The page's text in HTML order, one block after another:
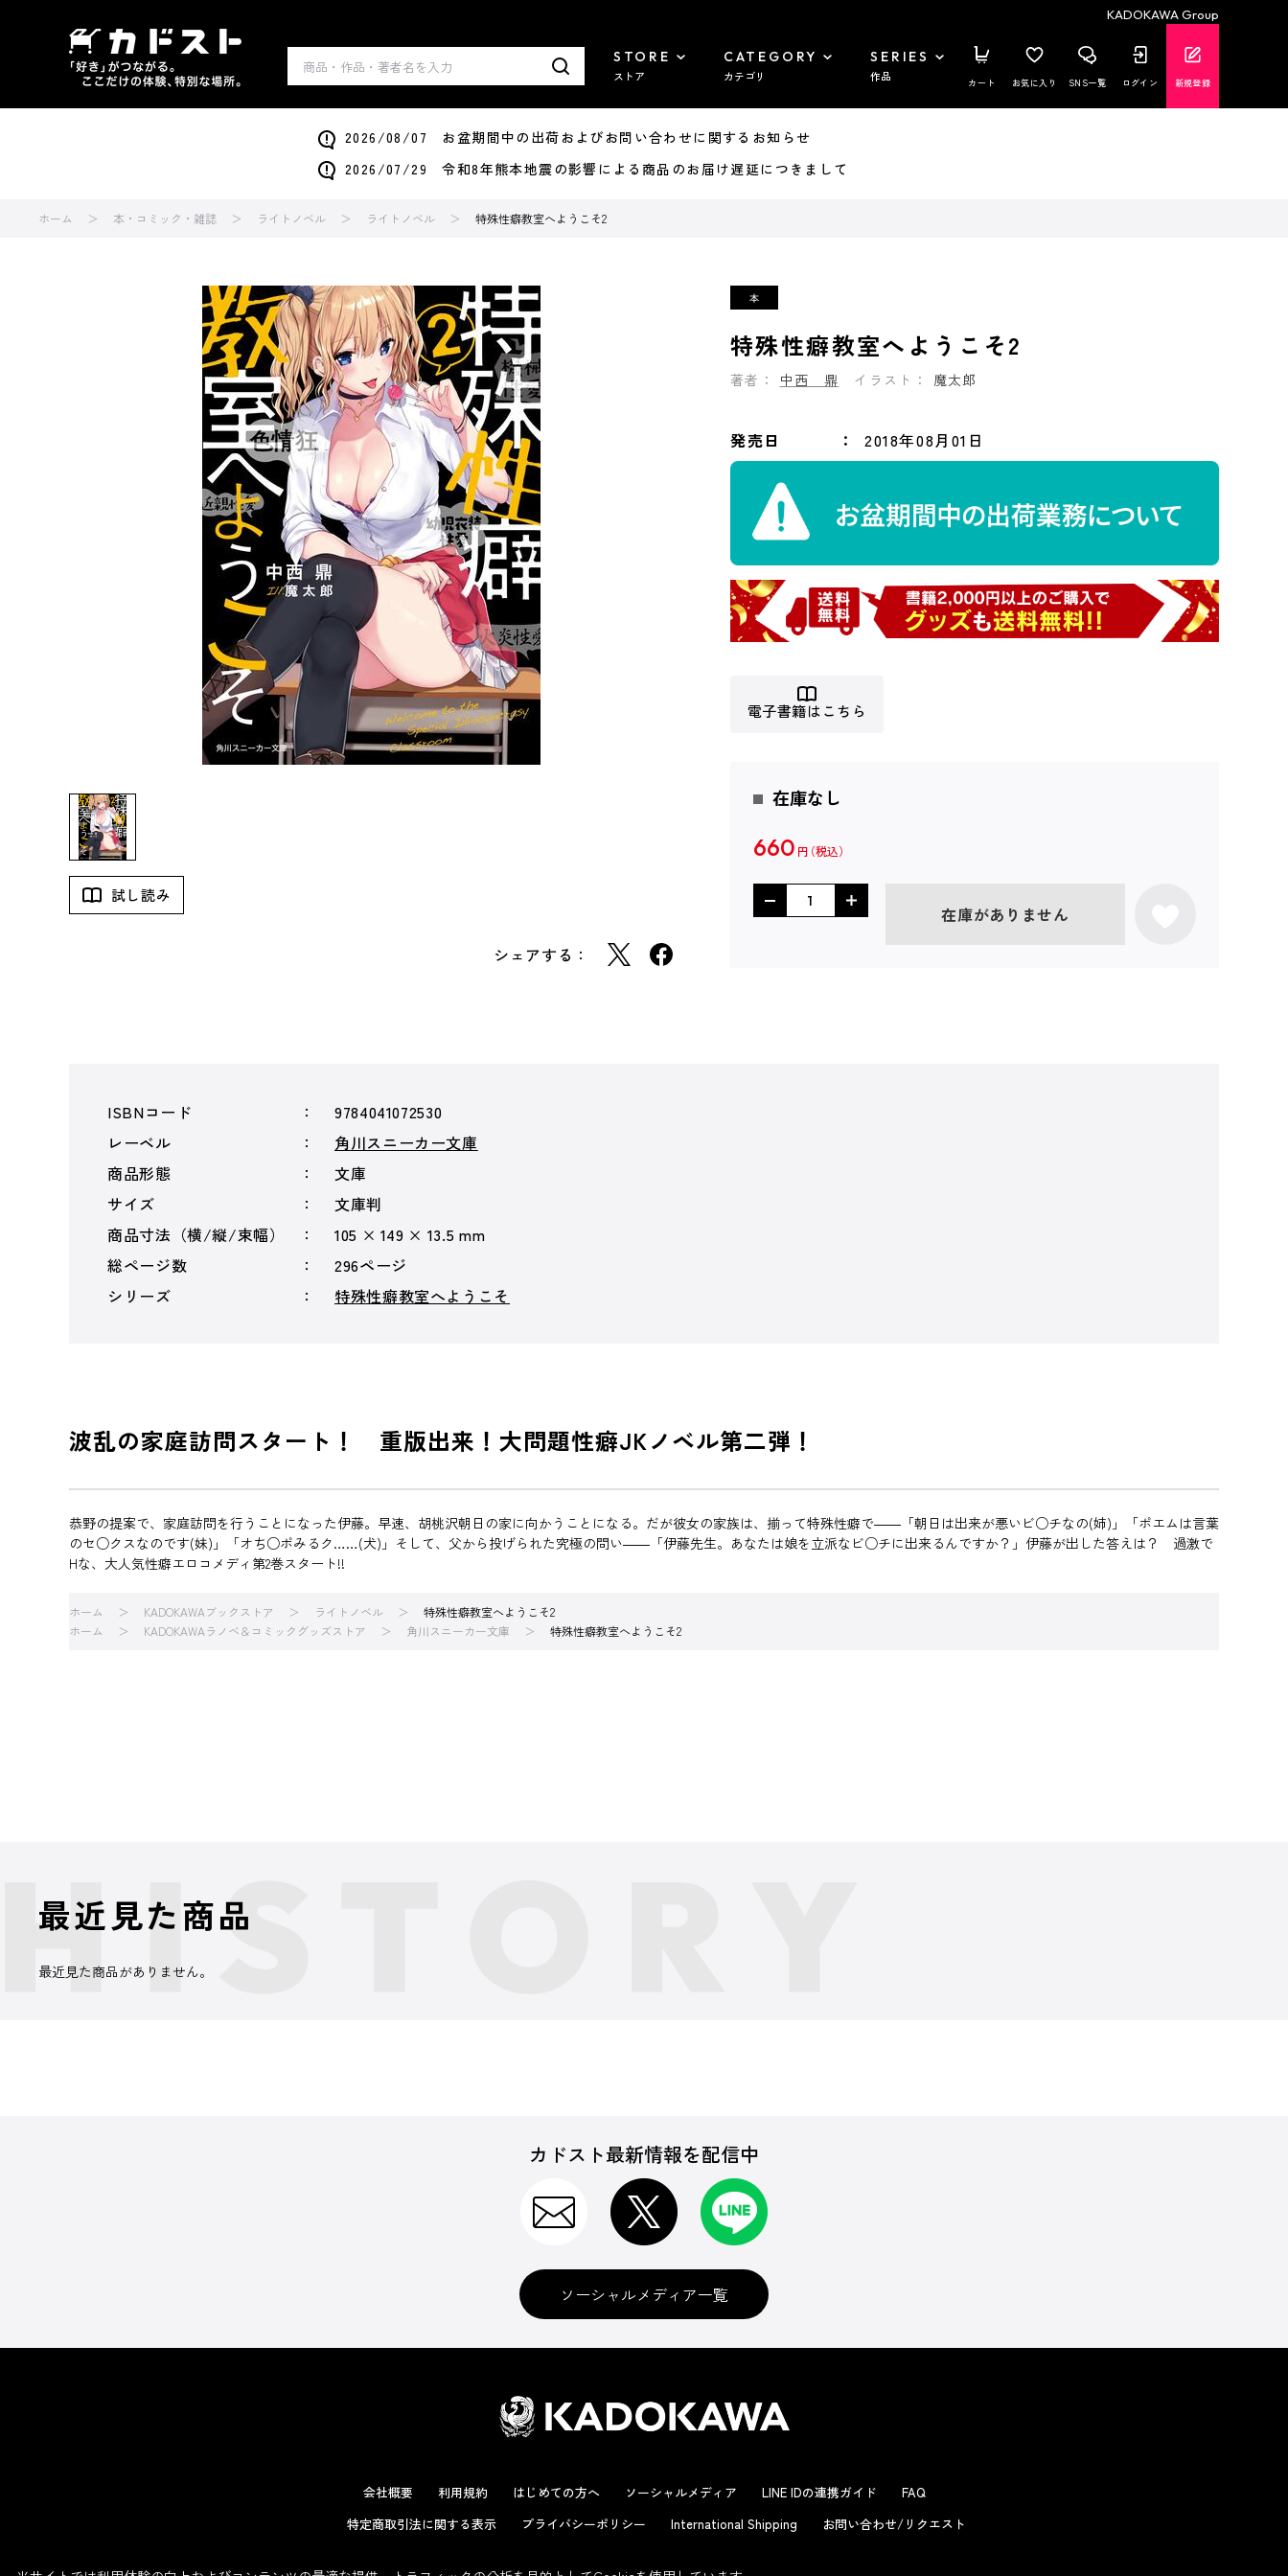
KADOKAWA Group
STORE
ストア
CATEGORY
カテゴリ
SERIES
作品 カート お気に入り SNS一覧 ログイン 新規登録
2026/08/07 お盆期間中の出荷およびお問い合わせに関するお知らせ
2026/07/29 令和8年熊本地震の影響による商品のお届け遅延につきまして
ホーム 本・コミック・雑誌 ライトノベル ライトノベル 特殊性癖教室へようこそ2
試し読み
シェアする：
特殊性癖教室へようこそ2
著者： 中西 鼎 イラスト： 魔太郎
発売日 2018年08月01日
電子書籍はこちら
在庫なし
660 円
在庫がありません
ISBNコード
9784041072530
レーベル
角川スニーカー文庫
商品形態
文庫
サイズ
文庫判
商品寸法（横/縦/束幅）
105 × 149 × 13.5 mm
総ページ数
296ページ
シリーズ
特殊性癖教室へようこそ
波乱の家庭訪問スタート！ 重版出来！大問題性癖JKノベル第二弾！
恭野の提案で、家庭訪問を行うことになった伊藤。早速、胡桃沢朝日の家に向かうことになる。だが彼女の家族は、揃って特殊性癖で――「朝日は出来が悪いビ○チなの(姉)」「ポエムは言葉
のセ○クスなのです(妹)」「オち○ポみるク……(犬)」そして、父から投げられた究極の問い――「伊藤先生。あなたは娘を立派なビ○チに出来るんですか？」伊藤が出した答えは？ 過激で
Hな、大人気性癖エロコメディ第2巻スタート!!
ホーム KADOKAWAブックストア ライトノベル
特殊性癖教室へようこそ2
ホーム
KADOKAWAラノベ＆コミックグッズストア 角川スニーカー文庫 特殊性癖教室へようこそ2
最近見た商品
最近見た商品がありません。
カドスト最新情報を配信中
ソーシャルメディア一覧
会社概要 利用規約 はじめての方へ ソーシャルメディア LINE IDの連携ガイド
FAQ
特定商取引法に関する表示
プライバシーポリシー International Shipping お問い合わせ/リクエスト